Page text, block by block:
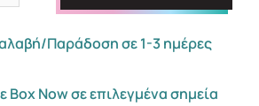
Παράδοση σε 1-3 ημέρες
Box Now σε επιλεγμένα σημεία